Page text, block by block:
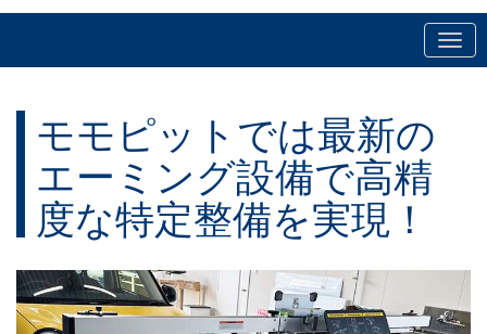
モモピットでは最新の
エーミング設備で高精
度な特定整備を実現！